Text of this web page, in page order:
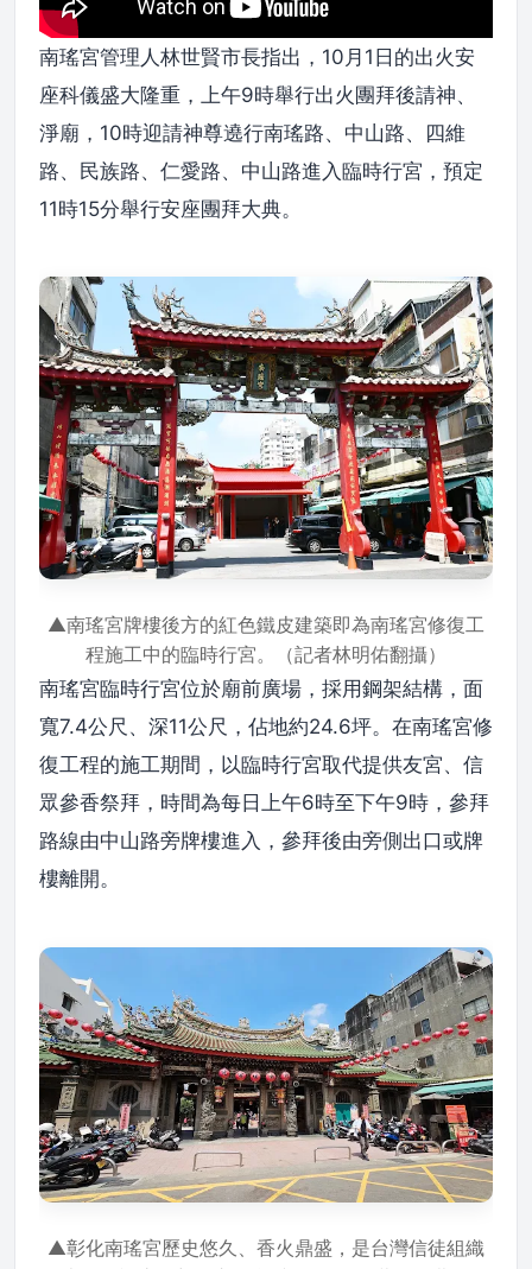
南瑤宮管理人林世賢市長指出，10月1日的出火安
座科儀盛大隆重，上午9時舉行出火團拜後請神、
淨廟，10時迎請神尊遶行南瑤路、中山路、四維
路、民族路、仁愛路、中山路進入臨時行宮，預定
11時15分舉行安座團拜大典。
▲南瑤宮牌樓後方的紅色鐵皮建築即為南瑤宮修復工
程施工中的臨時行宮。（記者林明佑翻攝）
南瑤宮臨時行宮位於廟前廣場，採用鋼架結構，面
寬7.4公尺、深11公尺，佔地約24.6坪。在南瑤宮修
復工程的施工期間，以臨時行宮取代提供友宮、信
眾參香祭拜，時間為每日上午6時至下午9時，參拜
路線由中山路旁牌樓進入，參拜後由旁側出口或牌
樓離開。
▲彰化南瑤宮歷史悠久、香火鼎盛，是台灣信徒組織